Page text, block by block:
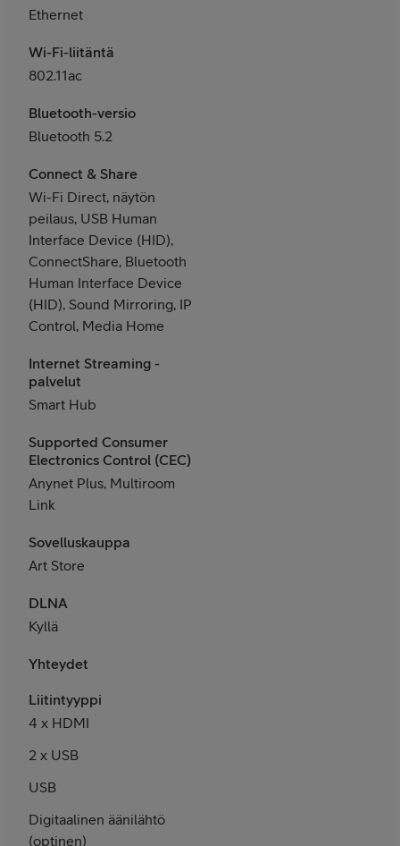
Ethernet
Wi-Fi-liitäntä
802.11ac
Bluetooth-versio
Bluetooth 5.2
Connect & Share
Wi-Fi Direct, näytön
peilaus, USB Human
Interface Device (HID),
ConnectShare, Bluetooth
Human Interface Device
(HID), Sound Mirroring, IP
Control, Media Home
Internet Streaming -
palvelut
Smart Hub
Supported Consumer
Electronics Control (CEC)
Anynet Plus, Multiroom
Link
Sovelluskauppa
Art Store
DLNA
Kyllä
Yhteydet
Liitintyyppi
4 x HDMI
2 x USB
USB
Digitaalinen äänilähtö
(optinen)